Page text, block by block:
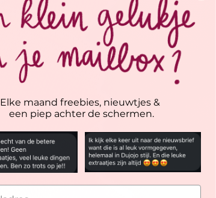
Elke maand freebies, nieuwtjes &
een piep achter de schermen.